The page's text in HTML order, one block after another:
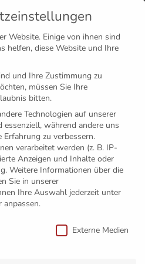
Disclaimer Impressum Datenschutz
Website. Einige von ihnen sind
helfen, diese Website und Ihre
und Ihre Zustimmung zu
müssen Sie Ihre
bitten.
Technologien auf unserer
während andere uns
zu verbessern.
verarbeitet werden (z. B. IP-
Anzeigen und Inhalte oder
Weitere Informationen über die
Sie in unserer
Ihre Auswahl jederzeit unter
Externe Medien